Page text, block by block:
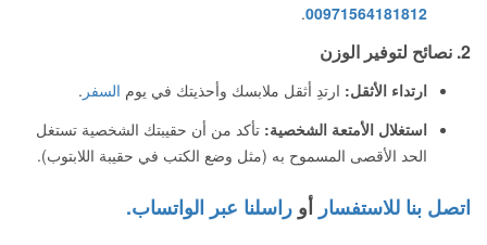
00971564181812
.
2. نصائح لتوفير الوزن
ارتداء الأثقل: ارتدِ أثقل ملابسك وأحذيتك في يوم السفر .
استغلال الأمتعة الشخصية: تأكد من أن حقيبتك الشخصية تستغل
الحد الأقصى المسموح به (مثل وضع الكتب في حقيبة اللابتوب).
اتصل بنا للاستفسار أو راسلنا عبر الواتساب.